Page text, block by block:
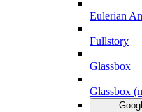
Eulerian
Fullstory
Glassbox
Glassbox